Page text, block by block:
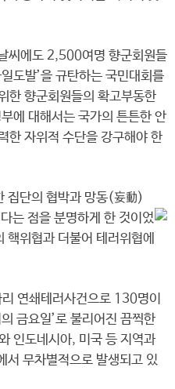
씨에도 2,500여명 향군회원들
도발’을 규탄하는 국민대회를
한 향군회원들의 확고부동한
에 대해서는 국가의 튼튼한 안
한 자위적 수단을 강구해야 한
집단의 협박과 망동(妄動)
는 점을 분명하게 한 것이었
위협과 더불어 테러위협에
연쇄테러사건으로 130명이
금요일’로 불리어진 끔찍한
인도네시아, 미국 등 지역과
무차별적으로 발생되고 있